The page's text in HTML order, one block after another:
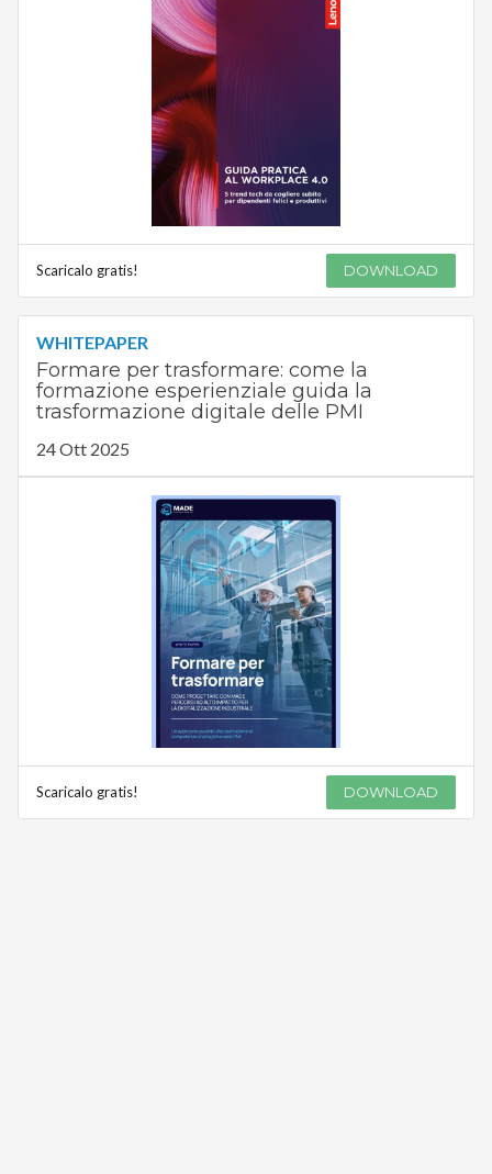
Scaricalo gratis! DOWNLOAD
WHITEPAPER
Formare per trasformare: come la
formazione esperienziale guida la
trasformazione digitale delle PMI
24 Ott 2025
Scaricalo gratis! DOWNLOAD